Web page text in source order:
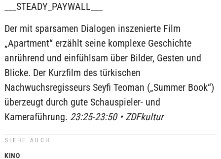
___STEADY_PAYWALL___
Der mit sparsamen Dialogen inszenierte Film
„Apartment“ erzählt seine komplexe Geschichte
anrührend und einfühlsam über Bilder, Gesten und
Blicke. Der Kurzfilm des türkischen
Nachwuchsregisseurs Seyfi Teoman („Summer Book“)
überzeugt durch gute Schauspieler- und
Kameraführung. 23:25-23:50 • ZDFkultur
SIEHE AUCH
KINO